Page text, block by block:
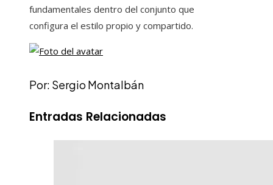
fundamentales dentro del conjunto que
configura el estilo propio y compartido.
Por: Sergio Montalbán
Entradas Relacionadas